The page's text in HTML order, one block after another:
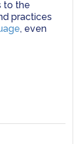
to the
practices
, even